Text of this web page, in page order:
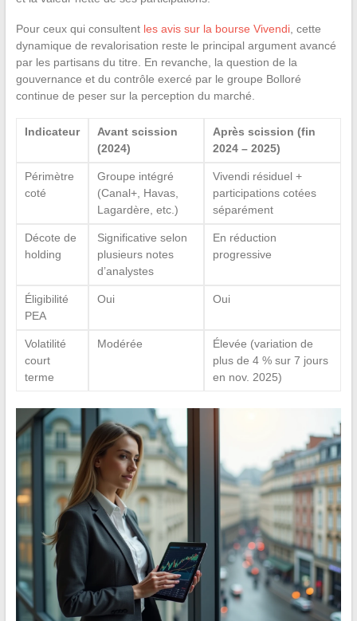
Pour ceux qui consultent les avis sur la bourse Vivendi, cette
dynamique de revalorisation reste le principal argument avancé
par les partisans du titre. En revanche, la question de la
gouvernance et du contrôle exercé par le groupe Bolloré
continue de peser sur la perception du marché.
Indicateur
Avant scission
(2024)
Après scission (fin
2024 – 2025)
Périmètre
coté
Groupe intégré
(Canal+, Havas,
Lagardère, etc.)
Vivendi résiduel +
participations cotées
séparément
Décote de
holding
Significative selon
plusieurs notes
d’analystes
En réduction
progressive
Éligibilité
PEA
Oui Oui
Volatilité
court
terme
Modérée
Élevée (variation de
plus de 4 % sur 7 jours
en nov. 2025)